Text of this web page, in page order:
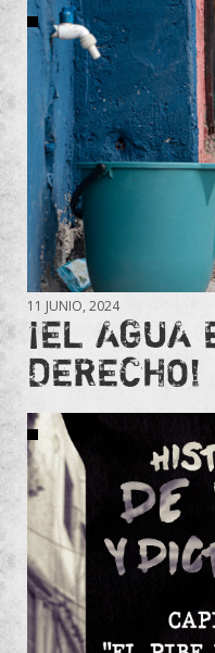
11 JUNIO, 2024
¡EL AGUA
DERECHO!